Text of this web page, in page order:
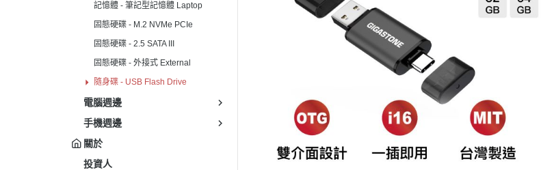
記憶體 - 筆記型記憶體 Laptop
固態硬碟 - M.2 NVMe PCIe
固態硬碟 - 2.5 SATA III
固態硬碟 - 外接式 External
隨身碟 - USB Flash Drive
電腦週邊
手機週邊
關於
投資人